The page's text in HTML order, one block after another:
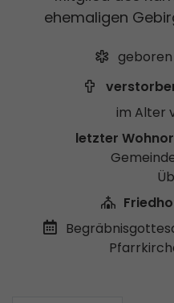
ehemaligen
geboren
im Alter
letzter